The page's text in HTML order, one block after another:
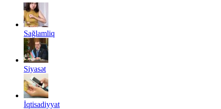
Sağlamliq
Siyasət
İqtisadiyyat